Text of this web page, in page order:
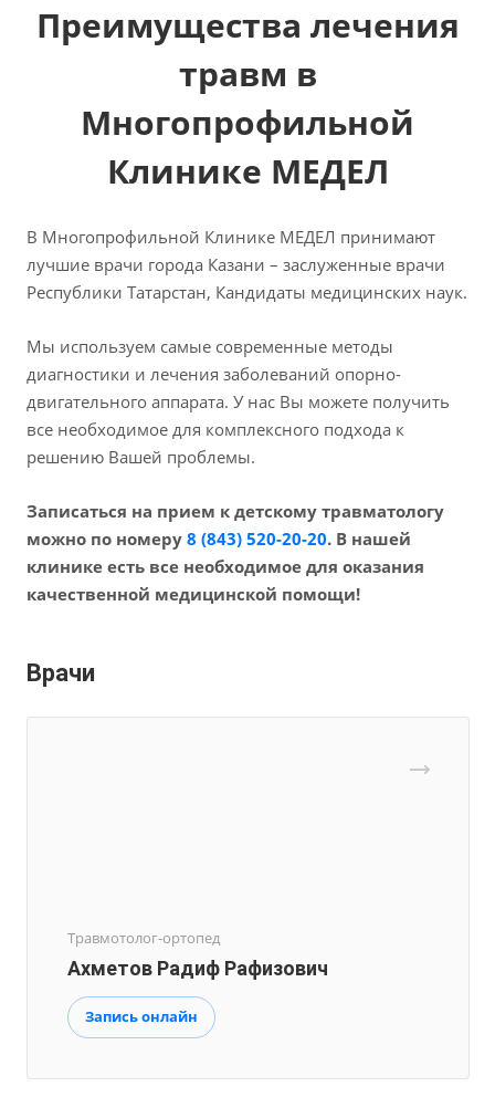
Преимущества лечения
травм в
Многопрофильной
Клинике МЕДЕЛ
В Многопрофильной Клинике МЕДЕЛ принимают
лучшие врачи города Казани – заслуженные врачи
Республики Татарстан, Кандидаты медицинских наук.
Мы используем самые современные методы
диагностики и лечения заболеваний опорно-
двигательного аппарата. У нас Вы можете получить
все необходимое для комплексного подхода к
решению Вашей проблемы.
Записаться на прием к детскому травматологу
можно по номеру 8 (843) 520-20-20. В нашей
клинике есть все необходимое для оказания
качественной медицинской помощи!
Врачи
Травмотолог-ортопед
Ахметов Радиф Рафизович
Запись онлайн